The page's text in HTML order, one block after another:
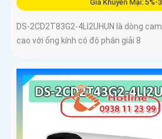
Giá Khuyến Mại: 5%-
DS-2CD2T83G2-4LI2UHUN là dòng
cao với ống kính có độ phân giải 8